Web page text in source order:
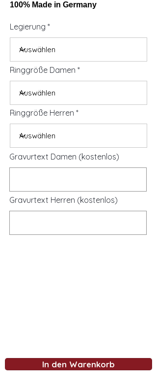
100% Made in Germany
Legierung
Ringgröße Damen
Ringgröße Herren
Gravurtext Damen (kostenlos)
Gravurtext Herren (kostenlos)
In den Warenkorb